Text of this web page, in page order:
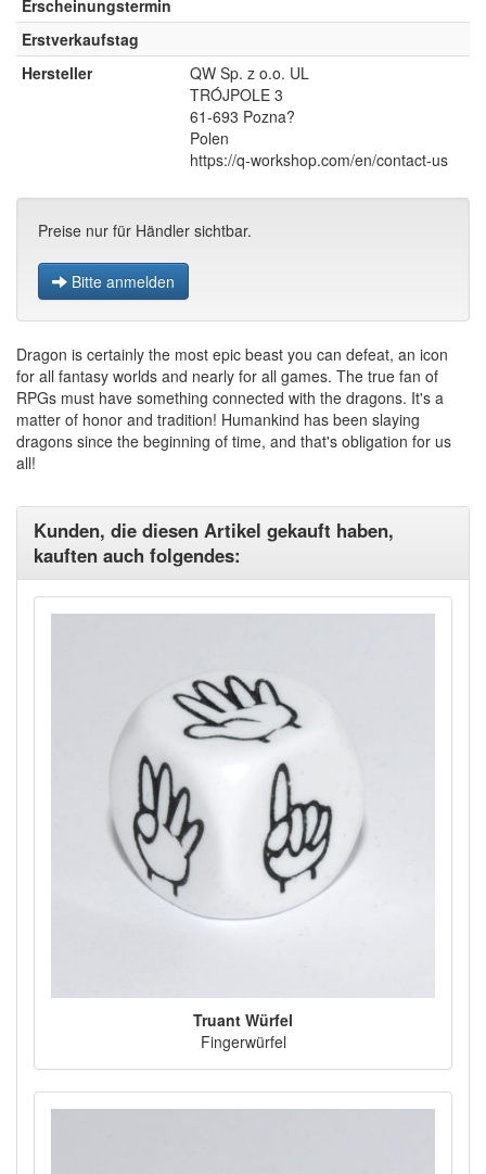
Erscheinungstermin
Erstverkaufstag
Hersteller
QW Sp. z o.o. UL
TRÓJPOLE 3
61-693 Pozna?
Polen
https://q-workshop.com/en/contact-us
Preise nur für Händler sichtbar.
Bitte anmelden
Dragon is certainly the most epic beast you can defeat, an icon
for all fantasy worlds and nearly for all games. The true fan of
RPGs must have something connected with the dragons. It's a
matter of honor and tradition! Humankind has been slaying
dragons since the beginning of time, and that's obligation for us
all!
Kunden, die diesen Artikel gekauft haben,
kauften auch folgendes:
Truant Würfel
Fingerwürfel